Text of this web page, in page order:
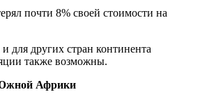
почти 8% своей стоимости на
для других стран континента
также возможны.
Африки